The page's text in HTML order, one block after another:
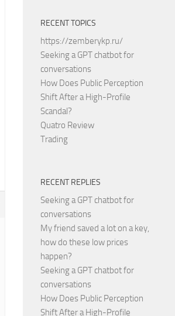
RECENT TOPICS
https://zemberykp.ru/
Seeking a GPT chatbot for
conversations
How Does Public Perception
Shift After a High-Profile
Scandal?
Quatro Review
Trading
RECENT REPLIES
Seeking a GPT chatbot for
conversations
My friend saved a lot on a key,
how do these low prices
happen?
Seeking a GPT chatbot for
conversations
How Does Public Perception
Shift After a High-Profile